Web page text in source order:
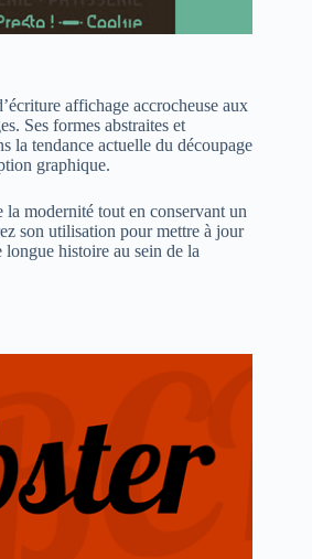
affichage accrocheuse aux
Ses formes abstraites et
la tendance actuelle du découpage
graphique.
modernité tout en conservant un
son utilisation pour mettre à jour
longue histoire au sein de la